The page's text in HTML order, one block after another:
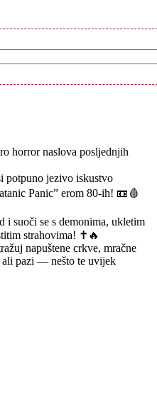
horror naslova posljednjih
potpuno jezivo iskustvo
Panic” erom 80-ih! 📼🩸
i suoči se s demonima, ukletim
strahovima! ✝️🔥
napuštene crkve, mračne
pazi — nešto te uvijek